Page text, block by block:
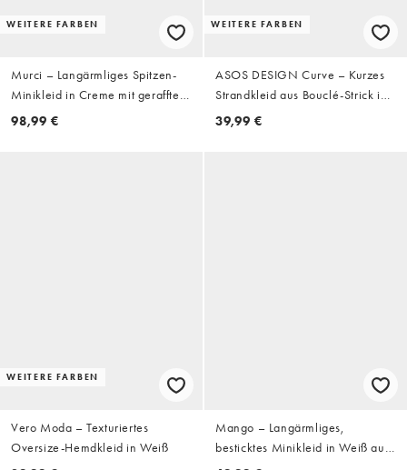
WEITERE FARBEN
Murci – Langärmliges Spitzen-
Minikleid in Creme mit gerafftem
Rüschen-Saum
98,99 €
WEITERE FARBEN
ASOS DESIGN Curve – Kurzes
Strandkleid aus Bouclé-Strick in
Cremeweiß mit U-Ausschnitt
39,99 €
WEITERE FARBEN
Vero Moda – Texturiertes
Oversize-Hemdkleid in Weiß
Mango – Langärmliges,
besticktes Minikleid in Weiß aus